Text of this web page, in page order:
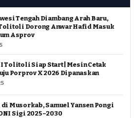
Tengah Diambang Arah Baru,
Tolitoli Dorong Anwar Hafid Masuk
Asprov
Tolitoli Siap Start | Mesin Cetak
Porprov X 2026 Dipanaskan
Musorkab, Samuel Yansen Pongi
Sigi 2025–2030